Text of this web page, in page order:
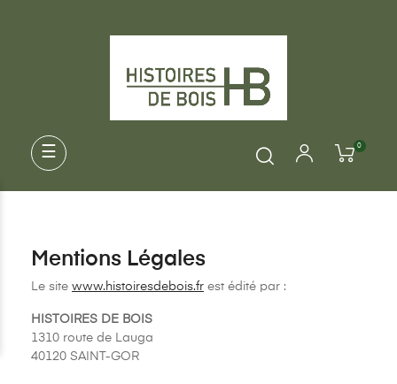
Basculer
la
navigation
☰ 0
Mentions Légales
Le site www.histoiresdebois.fr est édité par :
HISTOIRES DE BOIS
1310 route de Lauga
40120 SAINT-GOR